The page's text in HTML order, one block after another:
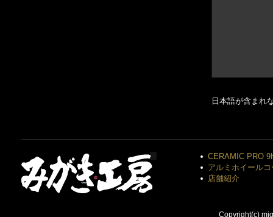
日本語が含まれ
CERAMIC PRO
アルミホイール
店舗紹介
Copyright(c)